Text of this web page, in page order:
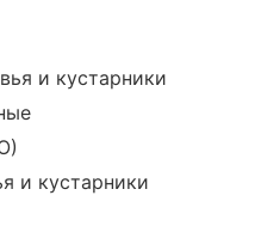
и кустарники
и кустарники